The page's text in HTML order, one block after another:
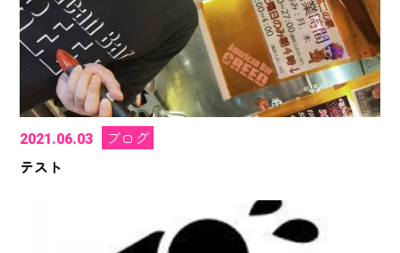
2021.06.03
ブログ
テスト